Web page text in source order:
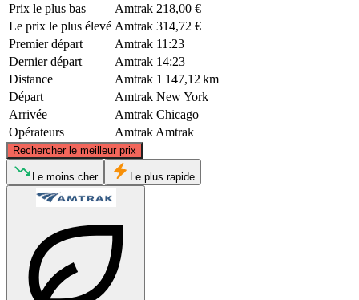
Prix ​​le plus bas
Amtrak 218,00 €
Le prix le plus élevé Amtrak 314,72 €
Premier départ
Amtrak 11:23
Dernier départ
Amtrak 14:23
Distance
Amtrak 1 147,12 km
Départ
Amtrak New York
Arrivée
Amtrak Chicago
Opérateurs
Amtrak Amtrak
Rechercher le meilleur prix
Chicago, IL
©CARTO
Le moins cher Le plus rapide